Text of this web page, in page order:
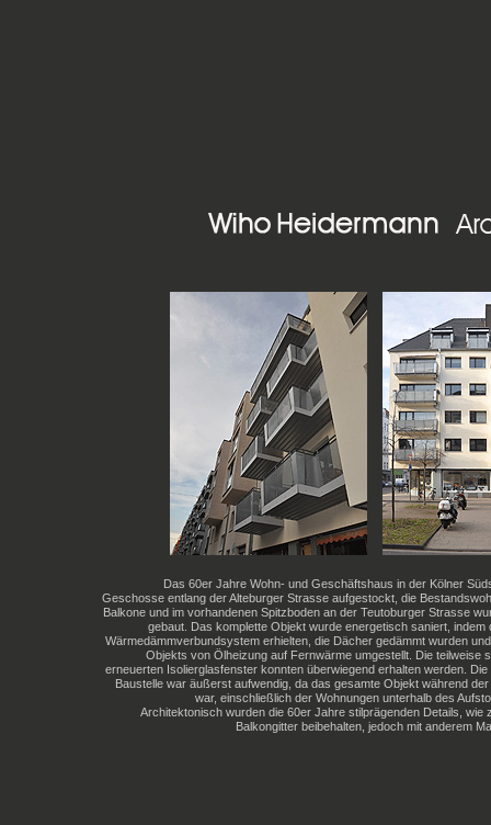
Das 60er Jahre Wohn- und Geschäftshaus in der Kölner
Geschosse entlang der Alteburger Strasse aufgestockt, die
Balkone und im vorhandenen Spitzboden an der Teutoburger Strasse
gebaut. Das komplette Objekt wurde energetisch saniert, indem
Wärmedämmverbundsystem erhielten, die Dächer gedämmt wurden
Objekts von Ölheizung auf Fernwärme umgestellt. Die teilweise
erneuerten Isolierglasfenster konnten überwiegend erhalten werden.
Baustelle war äußerst aufwendig, da das gesamte Objekt während
war, einschließlich der Wohnungen unterhalb des
Architektonisch wurden die 60er Jahre stilprägenden Details, wie
Balkongitter beibehalten, jedoch mit anderem